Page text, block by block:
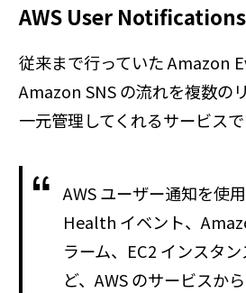
AWS User Notifications
従来まで行っていた Amazon
Amazon SNS の流れを複数の
一元管理してくれるサービスで
AWS ユーザー通知を使
Health イベント、
ラーム、EC2 インスタ
ど、AWS のサービスか